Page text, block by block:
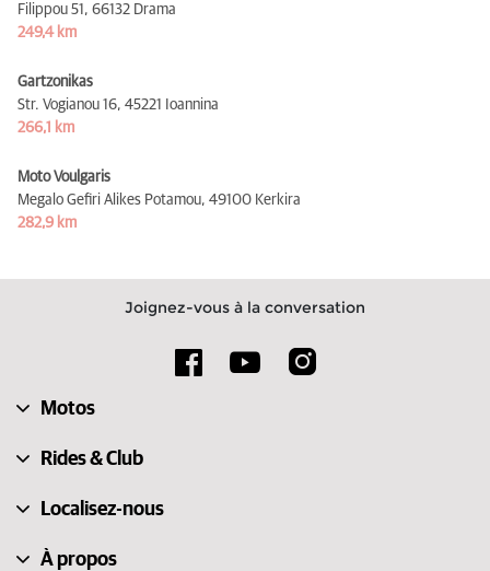
Filippou 51, 66132 Drama
249,4 km
Gartzonikas
Str. Vogianou 16, 45221 Ioannina
266,1 km
Moto Voulgaris
Megalo Gefiri Alikes Potamou, 49100 Kerkira
282,9 km
Joignez-vous à la conversation
Motos
Rides & Club
Localisez-nous
À propos